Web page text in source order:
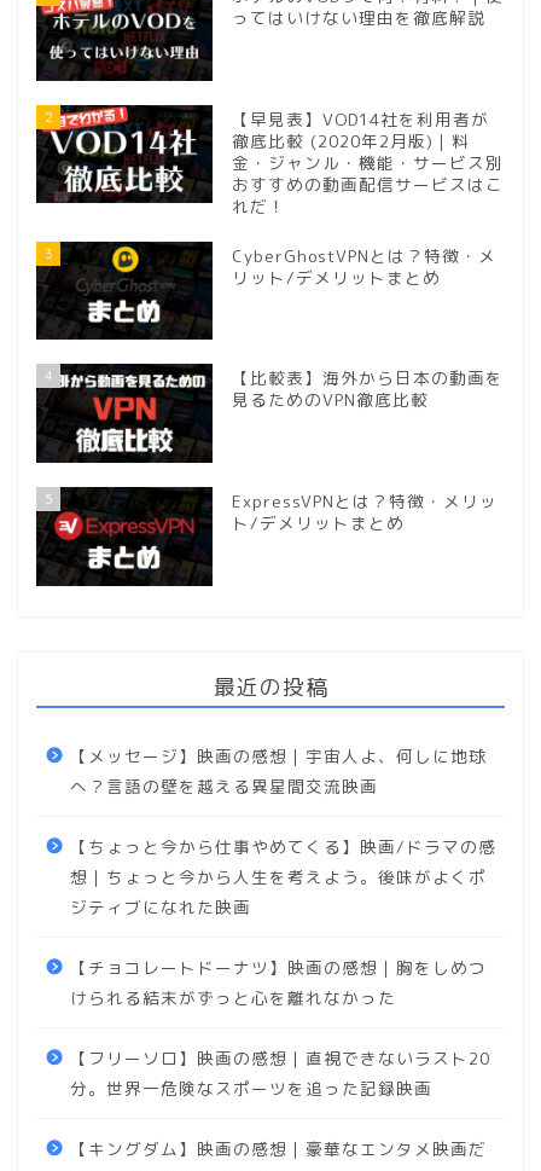
ってはいけない理由を徹底解説
2
【早見表】VOD14社を利用者が
徹底比較 (2020年2月版)｜料
金・ジャンル・機能・サービス別
おすすめの動画配信サービスはこ
れだ！
3
CyberGhostVPNとは？特徴・メ
リット/デメリットまとめ
4
【比較表】海外から日本の動画を
見るためのVPN徹底比較
5
ExpressVPNとは？特徴・メリッ
ト/デメリットまとめ
最近の投稿
【メッセージ】映画の感想｜宇宙人よ、何しに地球
へ？言語の壁を越える異星間交流映画
【ちょっと今から仕事やめてくる】映画/ドラマの感
想｜ちょっと今から人生を考えよう。後味がよくポ
ジティブになれた映画
【チョコレートドーナツ】映画の感想｜胸をしめつ
けられる結末がずっと心を離れなかった
【フリーソロ】映画の感想｜直視できないラスト20
分。世界一危険なスポーツを追った記録映画
【キングダム】映画の感想｜豪華なエンタメ映画だ